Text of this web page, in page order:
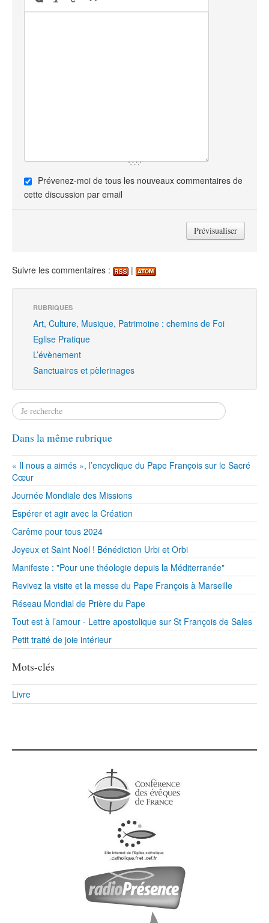
Prévenez-moi de tous les nouveaux commentaires de
cette discussion par email
Suivre les commentaires : |
RUBRIQUES
Art, Culture, Musique, Patrimoine : chemins de Foi
Eglise Pratique
L’évènement
Sanctuaires et pèlerinages
Dans la même rubrique
« Il nous a aimés », l’encyclique du Pape François sur le Sacré
Cœur
Journée Mondiale des Missions
Espérer et agir avec la Création
Carême pour tous 2024
Joyeux et Saint Noël ! Bénédiction Urbi et Orbi
Manifeste : "Pour une théologie depuis la Méditerranée"
Revivez la visite et la messe du Pape François à Marseille
Réseau Mondial de Prière du Pape
Tout est à l’amour - Lettre apostolique sur St François de Sales
Petit traité de joie intérieur
Mots-clés
Livre